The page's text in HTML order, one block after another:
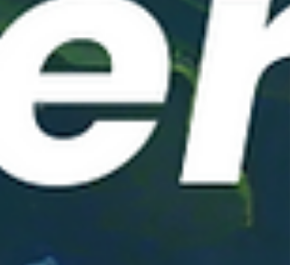
Your 14 days trial has
expired.
The trial's over, but the show must go
on! 🎬 Upgrade now to keep your web
masterpiece in the spotlight.